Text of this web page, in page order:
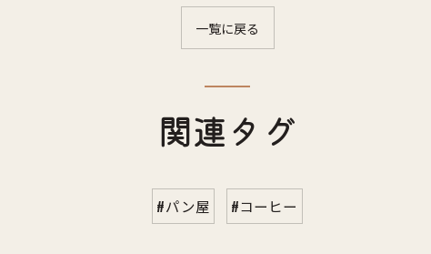
一覧に戻る
関連タグ
#パン屋 #コーヒー